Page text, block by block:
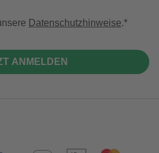
Datenschutzhinweise.
ANMELDEN